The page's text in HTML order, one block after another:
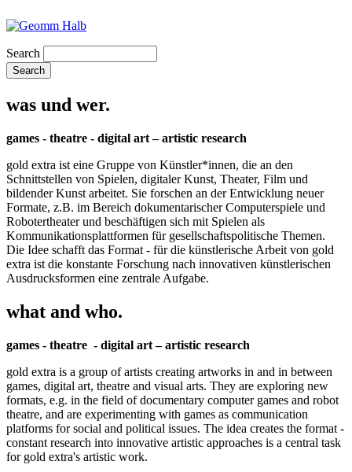
Search
was und wer.
games - theatre - digital art – artistic research
gold extra ist eine Gruppe von Künstler*innen, die an den
Schnittstellen von Spielen, digitaler Kunst, Theater, Film und
bildender Kunst arbeitet. Sie forschen an der Entwicklung neuer
Formate, z.B. im Bereich dokumentarischer Computerspiele und
Robotertheater und beschäftigen sich mit Spielen als
Kommunikationsplattformen für gesellschaftspolitische Themen.
Die Idee schafft das Format - für die künstlerische Arbeit von gold
extra ist die konstante Forschung nach innovativen künstlerischen
Ausdrucksformen eine zentrale Aufgabe.
what and who.
games - theatre - digital art – artistic research
gold extra is a group of artists creating artworks in and in between
games, digital art, theatre and visual arts. They are exploring new
formats, e.g. in the field of documentary computer games and robot
theatre, and are experimenting with games as communication
platforms for social and political issues. The idea creates the format -
constant research into innovative artistic approaches is a central task
for gold extra's artistic work.